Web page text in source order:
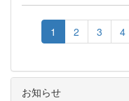
1 2 3 4
お知らせ